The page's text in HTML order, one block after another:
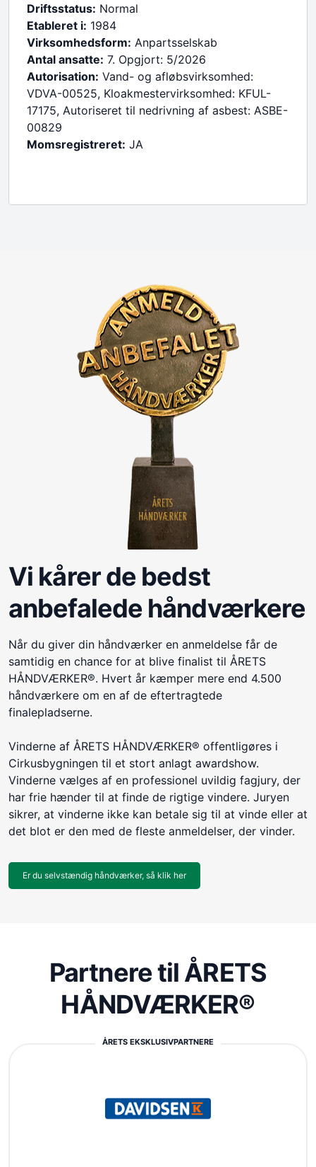
Driftsstatus: Normal
Etableret i: 1984
Virksomhedsform: Anpartsselskab
Antal ansatte: 7. Opgjort: 5/2026
Autorisation: Vand- og afløbsvirksomhed:
VDVA-00525, Kloakmestervirksomhed: KFUL-
17175, Autoriseret til nedrivning af asbest: ASBE-
00829
Momsregistreret: JA
Vi kårer de bedst
anbefalede håndværkere
Når du giver din håndværker en anmeldelse får de
samtidig en chance for at blive finalist til ÅRETS
HÅNDVÆRKER®. Hvert år kæmper mere end 4.500
håndværkere om en af de eftertragtede
finalepladserne.
Vinderne af ÅRETS HÅNDVÆRKER® offentligøres i
Cirkusbygningen til et stort anlagt awardshow.
Vinderne vælges af en professionel uvildig fagjury, der
har frie hænder til at finde de rigtige vindere. Juryen
sikrer, at vinderne ikke kan betale sig til at vinde eller at
det blot er den med de fleste anmeldelser, der vinder.
Er du selvstændig håndværker, så klik her
Partnere til ÅRETS
HÅNDVÆRKER®
ÅRETS EKSKLUSIVPARTNERE